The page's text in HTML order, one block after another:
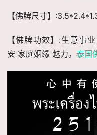
【佛牌尺寸】
【佛牌功效】:生意事
安 家庭姻缘 魅力。 泰国